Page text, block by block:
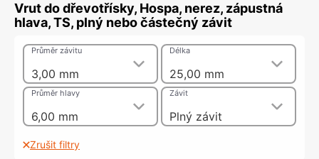
Vrut do dřevotřísky, Hospa, nerez, zápustná
hlava, TS, plný nebo částečný závit
3,00 mm
Průměr závitu
25,00 mm
Délka
6,00 mm
Průměr hlavy
Plný závit
Závit
Zrušit filtry